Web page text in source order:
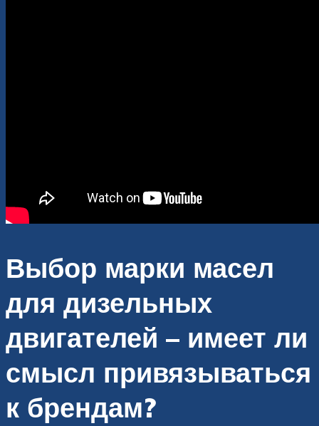
Выбор марки масел
для дизельных
двигателей – имеет ли
смысл привязываться
к брендам?